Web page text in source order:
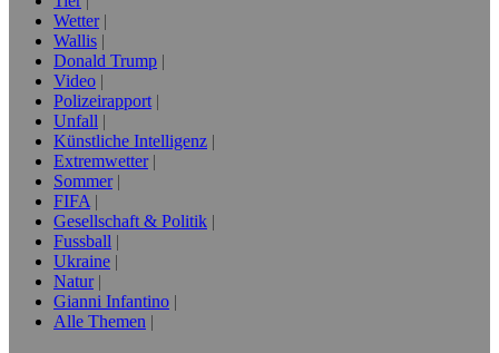
Wetter
Wallis
Donald Trump
Video
Polizeirapport
Unfall
Künstliche Intelligenz
Extremwetter
Sommer
FIFA
Gesellschaft & Politik
Fussball
Ukraine
Natur
Gianni Infantino
Alle Themen